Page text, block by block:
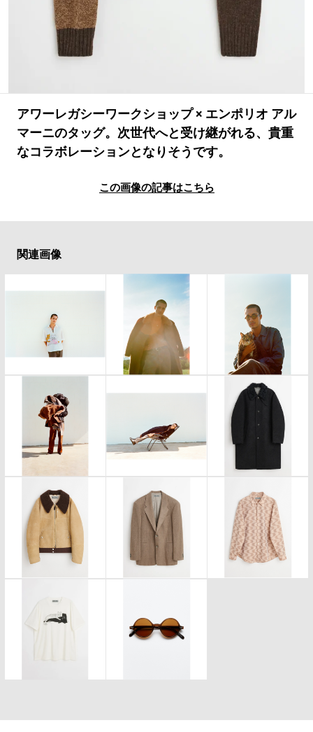
アワーレガシーワークショップ × エンポリオ アル
マーニのタッグ。次世代へと受け継がれる、貴重
なコラボレーションとなりそうです。
この画像の記事はこちら
関連画像